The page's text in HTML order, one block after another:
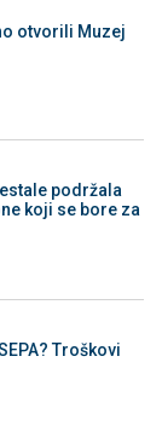
otvorili Muzej
podržala
koji se bore za
Troškovi